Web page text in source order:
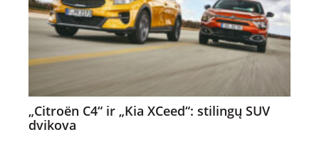
„Citroën C4“ ir „Kia XCeed“: stilingų SUV
dvikova